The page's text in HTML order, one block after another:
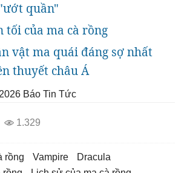
quần"
tối của ma cà rồng
vật ma quái đáng sợ nhất
thuyết châu Á
Báo Tin Tức
1.329
rồng vampire
dracula